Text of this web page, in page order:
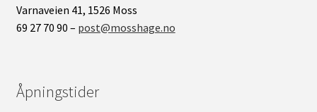
Varnaveien 41, 1526 Moss
69 27 70 90 – post@mosshage.no
Åpningstider